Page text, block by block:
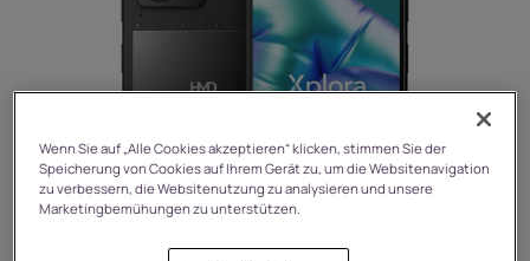
Angebote
Wenn Sie auf „Alle Cookies akzeptieren“ klicken, stimmen Sie der
Speicherung von Cookies auf Ihrem Gerät zu, um die Websitenavigation
zu verbessern, die Websitenutzung zu analysieren und unsere
Marketingbemühungen zu unterstützen.